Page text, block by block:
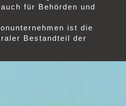
für Behörden und
ist die
Bestandteil der